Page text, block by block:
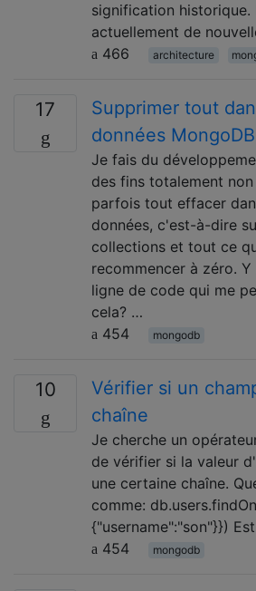
signification historique.
actuellement de
466
architecture
17
Supprimer tout
données MongoDB
Je fais du
des fins totalement
parfois tout effacer
données, c'est-à-dire
collections et tout ce
recommencer à zéro.
ligne de code qui me
cela? …
454
mongodb
10
Vérifier si un
chaîne
Je cherche un
de vérifier si la valeur
une certaine chaîne.
comme:
{"username":"son"}})
454
mongodb